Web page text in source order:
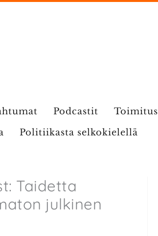
Podcastit Toimitus
Politiikasta selkokielellä
Taidetta
julkinen